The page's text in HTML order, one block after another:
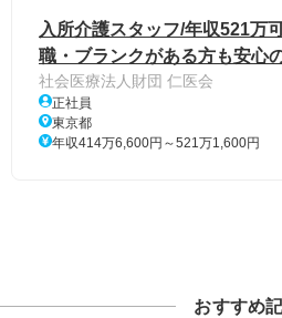
入所介護スタッフ/年収521万
職・ブランクがある方も安心
社会医療法人財団 仁医会
正社員
東京都
年収414万6,600円～521万1,600円
おすすめ